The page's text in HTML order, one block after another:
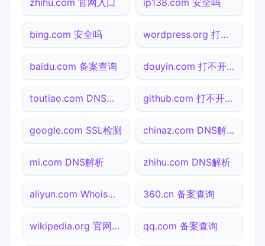
bing.com 安全吗 wordpress.org 打不开检测
baidu.com 备案查询 douyin.com 打不开检测
toutiao.com DNS解析 github.com 打不开检测
google.com SSL检测 chinaz.com DNS解析
mi.com DNS解析 zhihu.com DNS解析
aliyun.com Whois查询 360.cn 备案查询
wikipedia.org 官网入口 qq.com 备案查询